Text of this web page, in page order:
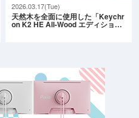
2026.03.17(Tue)
天然木を全面に使用した「Keychr
on K2 HE All-Wood エディショ…